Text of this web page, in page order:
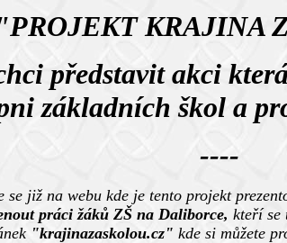
KRAJINA
představit akci
základních škol a
----
se již na webu kde je tento projekt
práci žáků ZŠ na Daliborce, kteří se
"krajinazaskolou.cz" kde si můžete